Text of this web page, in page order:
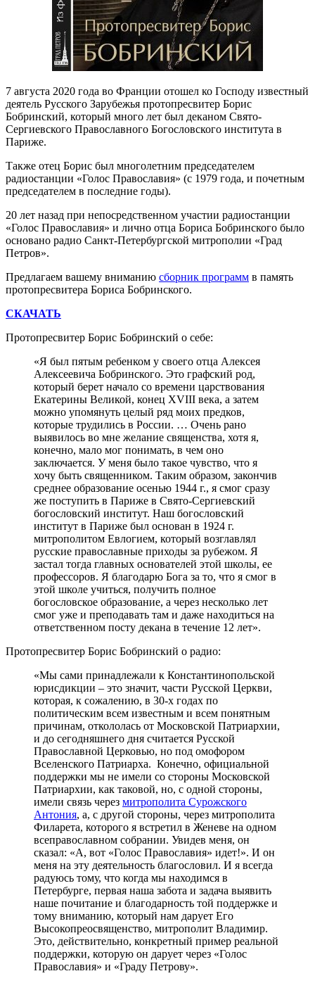
7 августа 2020 года во Франции отошел ко Господу известный
деятель Русского Зарубежья протопресвитер Борис
Бобринский, который много лет был деканом Свято-
Сергиевского Православного Богословского института в
Париже.
Также отец Борис был многолетним председателем
радиостанции «Голос Православия» (с 1979 года, и почетным
председателем в последние годы).
20 лет назад при непосредственном участии радиостанции
«Голос Православия» и лично отца Бориса Бобринского было
основано радио Санкт-Петербургской митрополии «Град
Петров».
Предлагаем вашему вниманию сборник программ в память
протопресвитера Бориса Бобринского.
СКАЧАТЬ
Протопресвитер Борис Бобринский о себе:
«Я был пятым ребенком у своего отца Алексея
Алексеевича Бобринского. Это графский род,
который берет начало со времени царствования
Екатерины Великой, конец XVIII века, а затем
можно упомянуть целый ряд моих предков,
которые трудились в России. … Очень рано
выявилось во мне желание священства, хотя я,
конечно, мало мог понимать, в чем оно
заключается. У меня было такое чувство, что я
хочу быть священником. Таким образом, закончив
среднее образование осенью 1944 г., я смог сразу
же поступить в Париже в Свято-Сергиевский
богословский институт. Наш богословский
институт в Париже был основан в 1924 г.
митрополитом Евлогием, который возглавлял
русские православные приходы за рубежом. Я
застал тогда главных основателей этой школы, ее
профессоров. Я благодарю Бога за то, что я смог в
этой школе учиться, получить полное
богословское образование, а через несколько лет
смог уже и преподавать там и даже находиться на
ответственном посту декана в течение 12 лет».
Протопресвитер Борис Бобринский о радио:
«Мы сами принадлежали к Константинопольской
юрисдикции – это значит, части Русской Церкви,
которая, к сожалению, в 30-х годах по
политическим всем известным и всем понятным
причинам, откололась от Московской Патриархии,
и до сегодняшнего дня считается Русской
Православной Церковью, но под омофором
Вселенского Патриарха. Конечно, официальной
поддержки мы не имели со стороны Московской
Патриархии, как таковой, но, с одной стороны,
имели связь через митрополита Сурожского
Антония, а, с другой стороны, через митрополита
Филарета, которого я встретил в Женеве на одном
всеправославном собрании. Увидев меня, он
сказал: «А, вот «Голос Православия» идет!». И он
меня на эту деятельность благословил. И я всегда
радуюсь тому, что когда мы находимся в
Петербурге, первая наша забота и задача выявить
наше почитание и благодарность той поддержке и
тому вниманию, который нам дарует Его
Высокопреосвященство, митрополит Владимир.
Это, действительно, конкретный пример реальной
поддержки, которую он дарует через «Голос
Православия» и «Граду Петрову».